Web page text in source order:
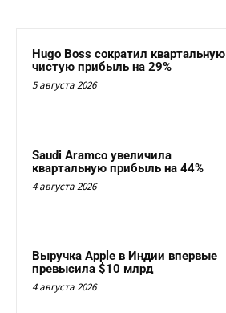
Hugo Boss сократил квартальную
чистую прибыль на 29%
5 августа 2026
Saudi Aramco увеличила
квартальную прибыль на 44%
4 августа 2026
Выручка Apple в Индии впервые
превысила $10 млрд
4 августа 2026